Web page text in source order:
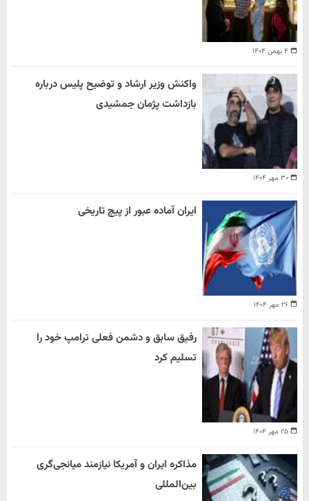
۴ بهمن ۱۴۰۴
۳۰ مهر ۱۴۰۴
واکنش وزیر ارشاد و توضیح پلیس درباره
بازداشت پژمان جمشیدی
۲۶ مهر ۱۴۰۴
ایران آماده عبور از پیچ تاریخی
۲۵ مهر ۱۴۰۴
رفیق سابق و دشمن فعلی ترامپ خود را
تسلیم کرد
مذاکره ایران و آمریکا نیازمند میانجی‌گری
بین‌المللی